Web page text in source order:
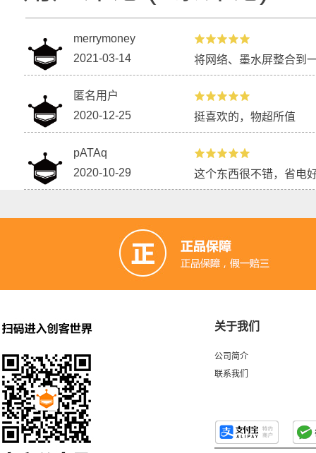
【ESP32,ESP8266】教程/项目汇总
(2023.10.26更新)
merrymoney
2021-03-14
将网络、墨水屏整合到
匿名用户
2020-12-25
挺喜欢的，物超所值
pATAq
2020-10-29
这个东西很不错，省电
关于我们
公司简介
联系我们